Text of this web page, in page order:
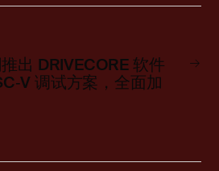
出 DRIVECORE 软件
调试方案，全面加